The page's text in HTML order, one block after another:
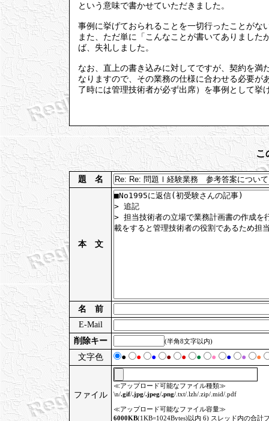
という意味で書かせていただきました。
事例に挙げておられることを一切行ったことがな
また、ただ単に「こんなことが書いてありまし
ば、失礼しました。
なお、直上の書き込みに対してですが、契約を
なりますので、その業務の仕様に合わせる必要
了時には管理技術者が必ず出席）を事例として挙
こ
題 名
本 文
名 前
E-Mail
削除キー
(半角8文字以内)
文字色 ● ● ● ● ● ● ● ● ● ●
ファイル
≪アップロード可能なファイル種類≫
\n/.gif/.jpg/.jpeg/.png/.txt/.lzh/.zip/.mid/.pdf
≪アップロード可能なファイル容量≫
6000KB(1KB=1024Bytes)以内 6) スレッド内の合計